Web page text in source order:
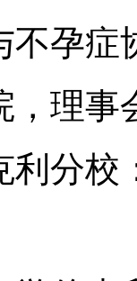
孕症
理事
分校